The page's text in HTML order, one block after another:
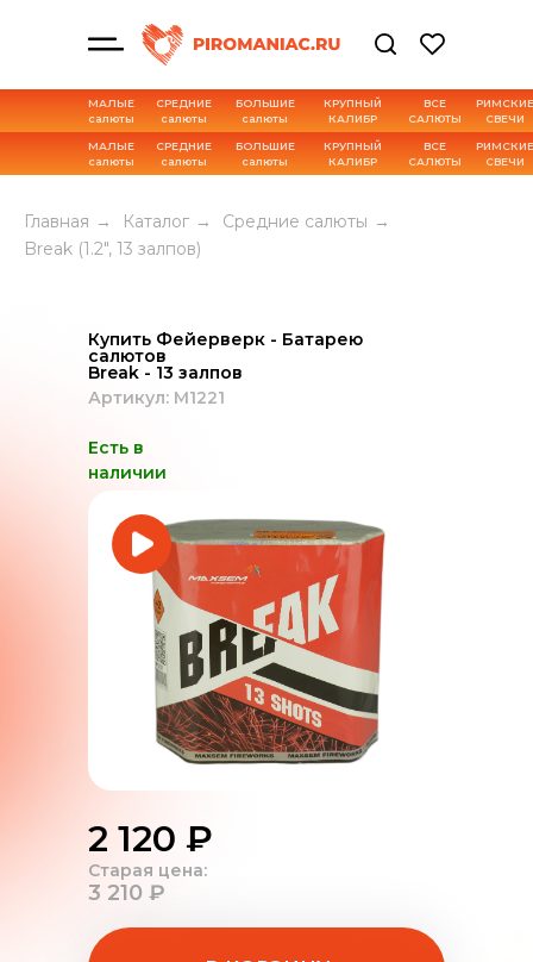
МАЛЫЕ
салюты
ВСЕ
САЛЮТЫ
СРЕДНИЕ
салюты
РИМСКИЕ
СВЕЧИ
БОЛЬШИЕ
салюты
КРУПНЫЙ
КАЛИБР
МАЛЫЕ
салюты
ВСЕ
САЛЮТЫ
СРЕДНИЕ
салюты
РИМСКИЕ
СВЕЧИ
БОЛЬШИЕ
салюты
КРУПНЫЙ
КАЛИБР
Главная → Каталог → Средние салюты →
Break (1.2", 13 залпов)
Купить Фейерверк - Батарею
салютов
Break - 13 залпов
Характеристика товара
Есть в
наличии
2 120 ₽
3 210 ₽
Старая цена:
Артикул: М1221